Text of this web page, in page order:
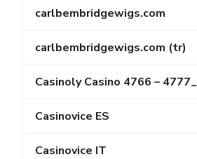
carlbembridgewigs.com
carlbembridgewigs.com (tr)
Casinoly Casino 4766 – 4777_
Casinovice ES
Casinovice IT